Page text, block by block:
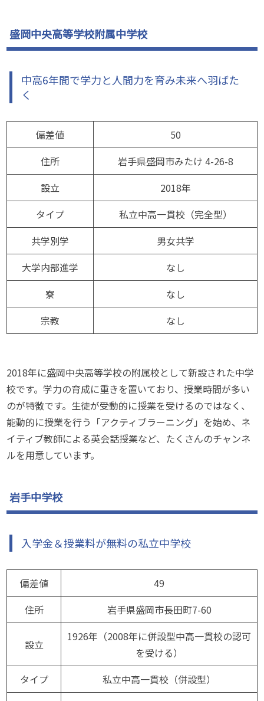
盛岡中央高等学校附属中学校
中高6年間で学力と人間力を育み未来へ羽ばた
く
偏差値
50
住所
岩手県盛岡市みたけ 4-26-8
設立
2018年
タイプ
私立中高一貫校（完全型）
共学別学
男女共学
大学内部進学
なし
寮
なし
宗教
なし
2018年に盛岡中央高等学校の附属校として新設された中学
校です。学力の育成に重きを置いており、授業時間が多い
のが特徴です。生徒が受動的に授業を受けるのではなく、
能動的に授業を行う「アクティブラーニング」を始め、ネ
イティブ教師による英会話授業など、たくさんのチャンネ
ルを用意しています。
岩手中学校
入学金＆授業料が無料の私立中学校
偏差値
49
住所
岩手県盛岡市長田町7-60
設立
1926年（2008年に併設型中高一貫校の認可
を受ける）
タイプ
私立中高一貫校（併設型）